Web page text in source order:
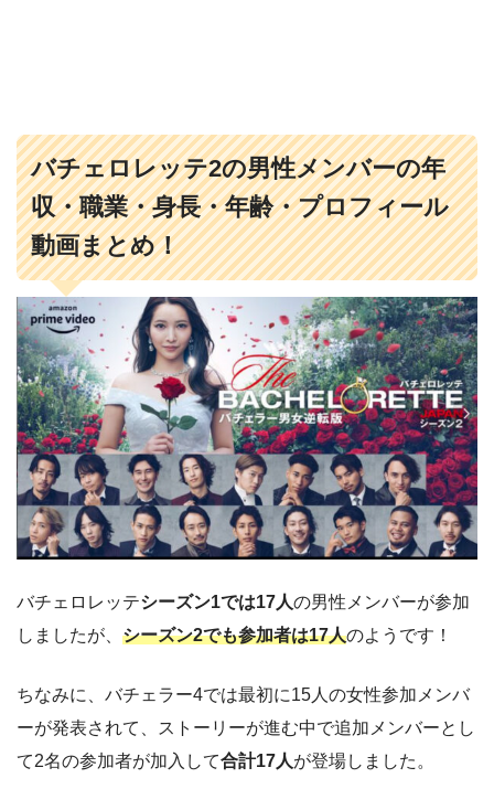
バチェロレッテ2の男性メンバーの年
収・職業・身長・年齢・プロフィール
動画まとめ！
バチェロレッテシーズン1では17人の男性メンバーが参加
しましたが、 シーズン2でも参加者は17人のようです！
ちなみに、バチェラー4では最初に15人の女性参加メンバ
ーが発表されて、ストーリーが進む中で追加メンバーとし
て2名の参加者が加入して合計17人が登場しました。